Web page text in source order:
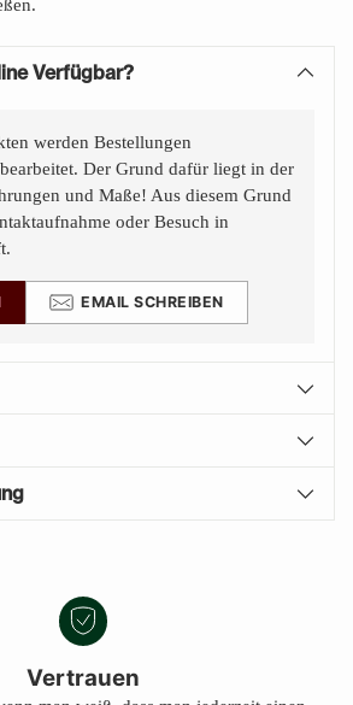
Verfügbar?
werden Bestellungen
Der Grund dafür liegt in der
und Maße! Aus diesem Grund
oder Besuch in
EMAIL SCHREIBEN
Vertrauen